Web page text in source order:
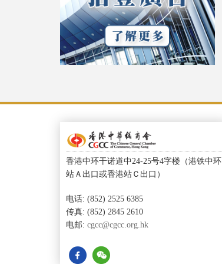
香港中环干诺道中24-25号4字楼（港铁中环
站Ａ出口或香港站Ｃ出口）
电话: (852) 2525 6385
传真: (852) 2845 2610
电邮: cgcc@cgcc.org.hk